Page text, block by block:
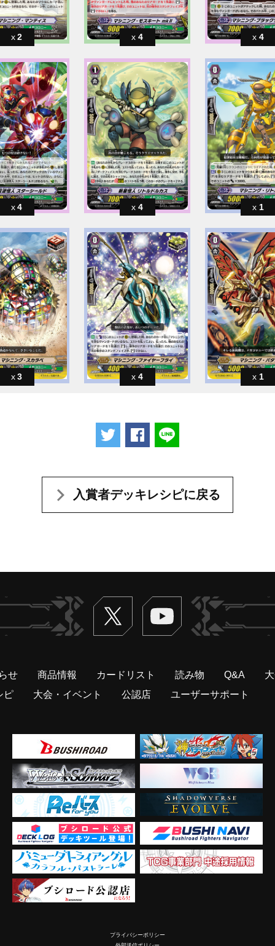
2 4 4
4 4 1
3 4 1
ツイートするFacebookでシェアする
入賞者デッキレシピに戻る
Twitter ヴァンガードch
せ 商品情報 カードリスト 読み物 Q&A
ピ
大会・イベント 公認店 ユーザーサポート
プライバシーポリシー